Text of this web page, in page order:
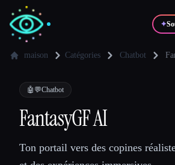
✦
✍️Auteurs
💻 Développeurs
maison Catégories Chatbot
🤖💬Chatbot
FantasyGF AI
Ton portail vers des copines